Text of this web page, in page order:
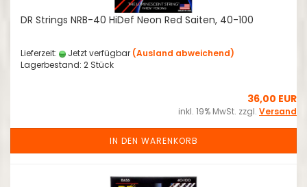
DR Strings NRB-40 HiDef Neon Red Saiten, 40-100
Lieferzeit: Jetzt verfügbar (Ausland abweichend)
Lagerbestand: 2 Stück
36,00 EUR
inkl. 19% MwSt. zzgl. Versand
IN DEN WARENKORB